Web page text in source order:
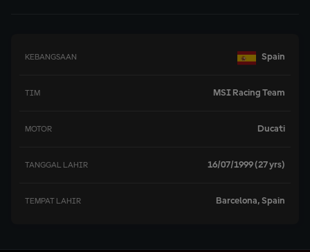
KEBANGSAAN Spain
TIM MSI Racing Team
MOTOR Ducati
TANGGAL LAHIR 16/07/1999 (27 yrs)
TEMPAT LAHIR Barcelona, Spain